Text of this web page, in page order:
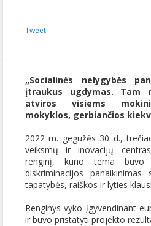
Tweet
„Socialinės nelygybės
įtraukus ugdymas. Tam
atviros visiems
mokyklos, gerbiančios
2022 m. gegužės 30 d.,
veiksmų ir inovacijų
renginį, kurio tema buvo
diskriminacijos panaikinimas
tapatybės, raiškos ir lyties
Renginys vyko įgyvendinant
ir buvo pristatyti projekto